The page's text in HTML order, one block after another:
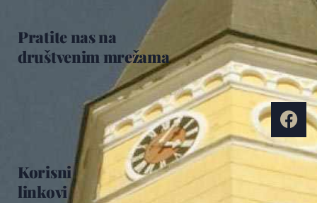
Korisni
linkovi
Pratite nas na
društvenim mrežama